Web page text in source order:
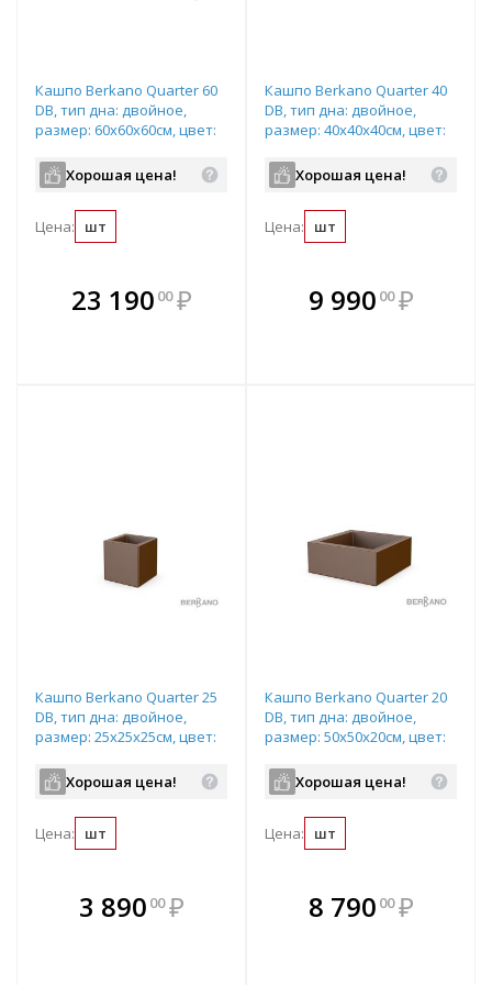
Кашпо Berkano Quarter 60
DB, тип дна: двойное,
размер: 60x60x60см, цвет:
Хорошая цена!
Цена: шт
23 190 00 ₽
В комплекте
всегда выгоднее!
Кашпо Berkano Quarter 40
DB, тип дна: двойное,
размер: 40x40x40см, цвет:
Хорошая цена!
Цена: шт
В комплекте
всегда выгоднее!
9 990 00 ₽
Кашпо Berkano Quarter 25
DB, тип дна: двойное,
размер: 25x25x25см, цвет:
Хорошая цена!
Цена: шт
3 890 00 ₽
В комплекте
всегда выгоднее!
Кашпо Berkano Quarter 20
DB, тип дна: двойное,
размер: 50x50x20см, цвет:
Хорошая цена!
Цена: шт
В комплекте
всегда выгоднее!
8 790 00 ₽